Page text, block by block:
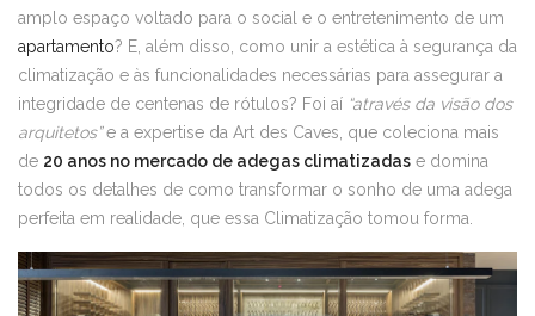
amplo espaço voltado para o social e o entretenimento de um
apartamento? E, além disso, como unir a estética à segurança da
climatização e às funcionalidades necessárias para assegurar a
integridade de centenas de rótulos? Foi aí “através da visão dos
arquitetos”e a expertise da Art des Caves, que coleciona mais
de 20 anos no mercado de adegas climatizadas e domina
todos os detalhes de como transformar o sonho de uma adega
perfeita em realidade, que essa Climatização tomou forma.